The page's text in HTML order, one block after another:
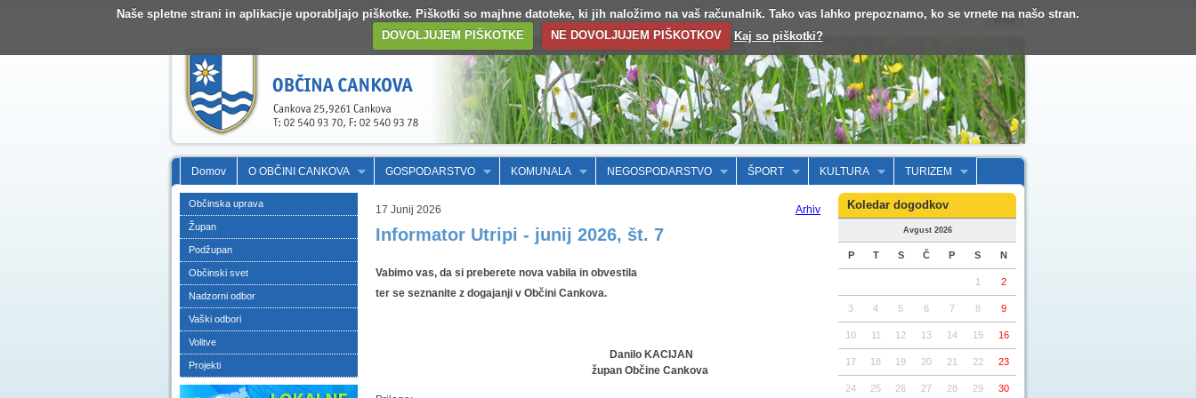
Naše spletne strani in aplikacije uporabljajo piškotke. Piškotki so majhne datoteke, ki jih naložimo na vaš računalnik. Tako vas lahko prepoznamo, ko se vrnete na našo stran.
DOVOLJUJEM PIŠKOTKE
NE DOVOLJUJEM PIŠKOTKOV Kaj so piškotki?
Domov O OBČINI CANKOVA GOSPODARSTVO KOMUNALA NEGOSPODARSTVO ŠPORT KULTURA TURIZEM
Občinska uprava
Župan
Podžupan
Občinski svet
Nadzorni odbor
Vaški odbori
Volitve
Projekti
17 Junij 2026 Arhiv
Informator Utripi - junij 2026, št. 7
Vabimo vas, da si preberete nova vabila in obvestila
ter se seznanite z dogajanji v Občini Cankova.
Danilo KACIJAN
župan Občine Cankova
Koledar dogodkov
Avgust 2026
P T S Č P S N
1 2
3 4 5 6 7 8 9
10 11 12 13 14 15 16
17 18 19 20 21 22 23
24 25 26 27 28 29 30